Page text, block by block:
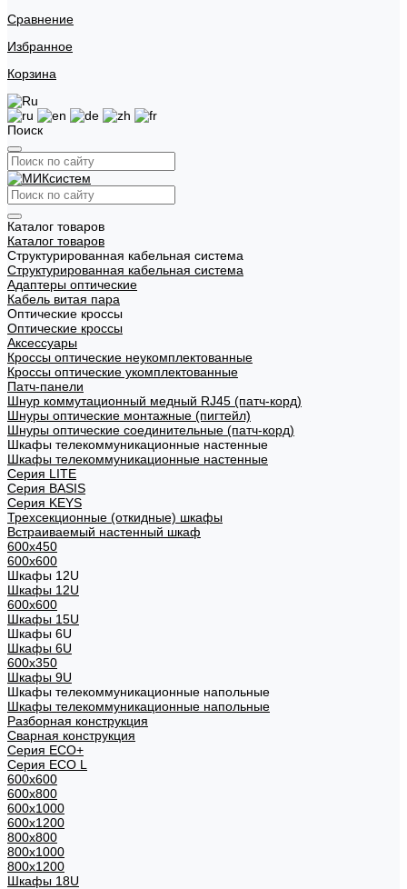
Сравнение
Избранное
Корзина
Поиск
Каталог товаров
Каталог товаров
Структурированная кабельная система
Структурированная кабельная система
Адаптеры оптические
Кабель витая пара
Оптические кроссы
Оптические кроссы
Аксессуары
Кроссы оптические неукомплектованные
Кроссы оптические укомплектованные
Патч-панели
Шнур коммутационный медный RJ45 (патч-корд)
Шнуры оптические монтажные (пигтейл)
Шнуры оптические соединительные (патч-корд)
Шкафы телекоммуникационные настенные
Шкафы телекоммуникационные настенные
Cерия LITE
Cерия BASIS
Cерия KEYS
Трехсекционные (откидные) шкафы
Встраиваемый настенный шкаф
600x450
600x600
Шкафы 12U
Шкафы 12U
600x600
Шкафы 15U
Шкафы 6U
Шкафы 6U
600x350
Шкафы 9U
Шкафы телекоммуникационные напольные
Шкафы телекоммуникационные напольные
Разборная конструкция
Сварная конструкция
Серия ECO+
Серия ECO L
600x600
600x800
600х1000
600х1200
800x800
800х1000
800х1200
Шкафы 18U